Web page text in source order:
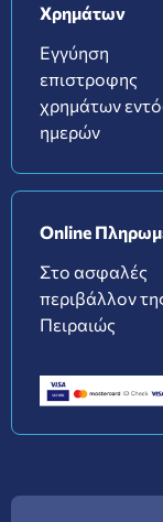
Χρημάτων
Εγγύηση
επιστροφης
χρημάτων
ημερών
Online
Στο ασφαλές
περιβάλλον
Πειραιώς